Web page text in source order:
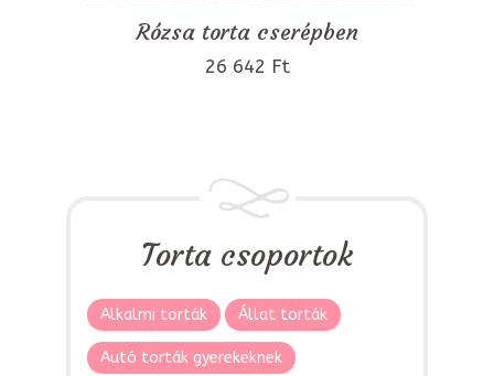
Rózsa torta cserépben
26 642 Ft
Torta csoportok
Alkalmi torták Állat torták
Autó torták gyerekeknek